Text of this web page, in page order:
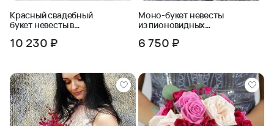
Красный свадебный
букет невесты в
роз и зелени
10 230 ₽
Моно-букет невесты
из пионовидных
роз
6 750 ₽